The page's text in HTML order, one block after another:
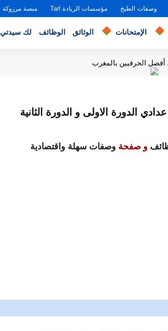
وصفات الطبخ مؤسسات الريادة Tarl منصة مرزوكة
الإمتحانات الوثائق الوظائف لك سيدتي
الحرفيين بالمغرب
الدورة الاولى و الدورة الثانية
و صفحة وصفات سهلة واقتصادية